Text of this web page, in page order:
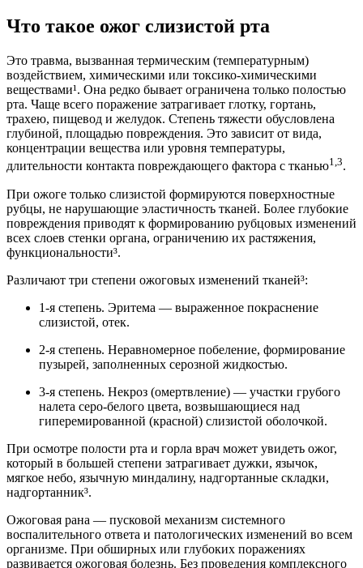
Что такое ожог слизистой рта
Это травма, вызванная термическим (температурным)
воздействием, химическими или токсико-химическими
веществами¹. Она редко бывает ограничена только полостью
рта. Чаще всего поражение затрагивает глотку, гортань,
трахею, пищевод и желудок. Степень тяжести обусловлена
глубиной, площадью повреждения. Это зависит от вида,
концентрации вещества или уровня температуры,
длительности контакта повреждающего фактора с тканью1,3.
При ожоге только слизистой формируются поверхностные
рубцы, не нарушающие эластичность тканей. Более глубокие
повреждения приводят к формированию рубцовых изменений
всех слоев стенки органа, ограничению их растяжения,
функциональности³.
Различают три степени ожоговых изменений тканей³:
1-я степень. Эритема — выраженное покраснение
слизистой, отек.
2-я степень. Неравномерное побеление, формирование
пузырей, заполненных серозной жидкостью.
3-я степень. Некроз (омертвление) — участки грубого
налета серо-белого цвета, возвышающиеся над
гиперемированной (красной) слизистой оболочкой.
При осмотре полости рта и горла врач может увидеть ожог,
который в большей степени затрагивает дужки, язычок,
мягкое небо, язычную миндалину, надгортанные складки,
надгортанник³.
Ожоговая рана — пусковой механизм системного
воспалительного ответа и патологических изменений во всем
организме. При обширных или глубоких поражениях
развивается ожоговая болезнь. Без проведения комплексного